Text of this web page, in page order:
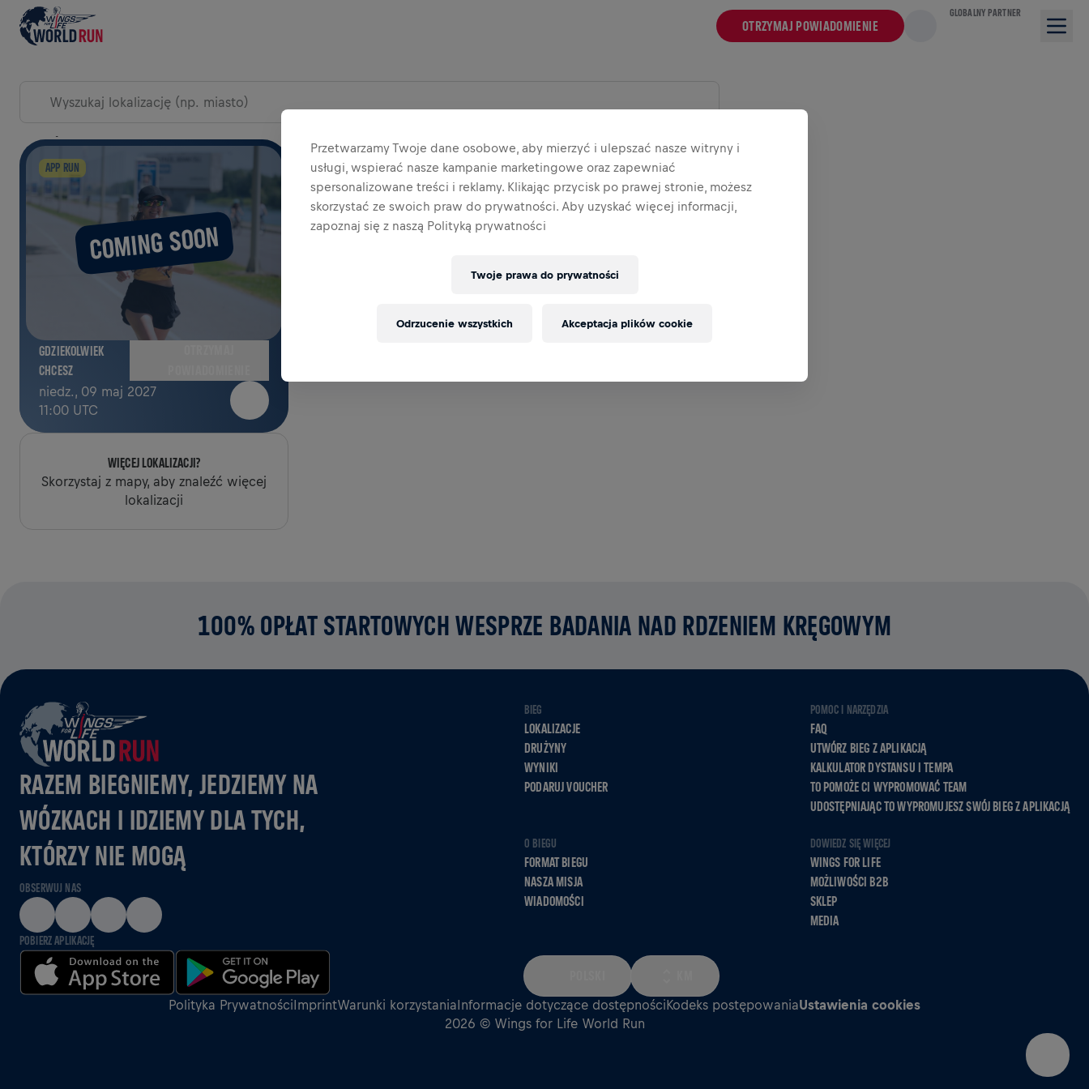
OTRZYMAJ POWIADOMIENIE
GLOBALNY PARTNER
COMING SOON
APP RUN
GDZIEKOLWIEK
CHCESZ
niedz., 09 maj 2027
11:00 UTC
WIĘCEJ LOKALIZACJI?
Skorzystaj z mapy, aby znaleźć więcej
lokalizacji
POWIĘKSZ MAPĘ
100% OPŁAT STARTOWYCH WESPRZE BADANIA NAD RDZENIEM KRĘGOWYM
RAZEM BIEGNIEMY, JEDZIEMY NA
WÓZKACH I IDZIEMY DLA TYCH,
KTÓRZY NIE MOGĄ
OBSERWUJ NAS
POBIERZ APLIKACJĘ
BIEG
LOKALIZACJE
DRUŻYNY
WYNIKI
PODARUJ VOUCHER
POMOC I NARZĘDZIA
FAQ
UTWÓRZ BIEG Z APLIKACJĄ
KALKULATOR DYSTANSU I TEMPA
TO POMOŻE CI WYPROMOWAĆ TEAM
UDOSTĘPNIAJĄC TO WYPROMUJESZ SWÓJ BIEG Z APLIKACJĄ
O BIEGU
FORMAT BIEGU
NASZA MISJA
WIADOMOŚCI
DOWIEDZ SIĘ WIĘCEJ
WINGS FOR LIFE
MOŻLIWOŚCI B2B
SKLEP
MEDIA
Polityka PrywatnościImprintWarunki korzystaniaInformacje dotyczące dostępnościKodeks postępowaniaUstawienia cookies
2026 © Wings for Life World Run
Przetwarzamy Twoje dane osobowe, aby mierzyć i ulepszać nasze witryny i
usługi, wspierać nasze kampanie marketingowe oraz zapewniać
spersonalizowane treści i reklamy. Klikając przycisk po prawej stronie, możesz
skorzystać ze swoich praw do prywatności. Aby uzyskać więcej informacji,
zapoznaj się z naszą Polityką prywatności
Twoje prawa do prywatności
Odrzucenie wszystkich Akceptacja plików cookie